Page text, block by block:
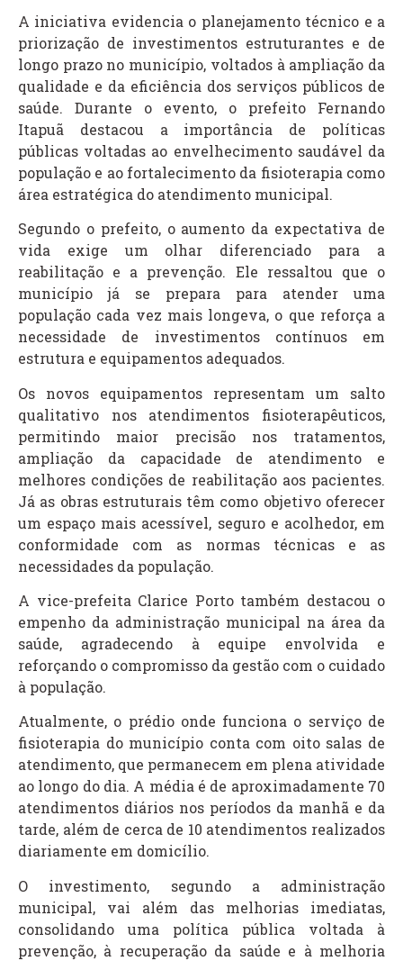
A iniciativa evidencia o planejamento técnico e a
priorização de investimentos estruturantes e de
longo prazo no município, voltados à ampliação da
qualidade e da eficiência dos serviços públicos de
saúde. Durante o evento, o prefeito Fernando
Itapuã destacou a importância de políticas
públicas voltadas ao envelhecimento saudável da
população e ao fortalecimento da fisioterapia como
área estratégica do atendimento municipal.
Segundo o prefeito, o aumento da expectativa de
vida exige um olhar diferenciado para a
reabilitação e a prevenção. Ele ressaltou que o
município já se prepara para atender uma
população cada vez mais longeva, o que reforça a
necessidade de investimentos contínuos em
estrutura e equipamentos adequados.
Os novos equipamentos representam um salto
qualitativo nos atendimentos fisioterapêuticos,
permitindo maior precisão nos tratamentos,
ampliação da capacidade de atendimento e
melhores condições de reabilitação aos pacientes.
Já as obras estruturais têm como objetivo oferecer
um espaço mais acessível, seguro e acolhedor, em
conformidade com as normas técnicas e as
necessidades da população.
A vice-prefeita Clarice Porto também destacou o
empenho da administração municipal na área da
saúde, agradecendo à equipe envolvida e
reforçando o compromisso da gestão com o cuidado
à população.
Atualmente, o prédio onde funciona o serviço de
fisioterapia do município conta com oito salas de
atendimento, que permanecem em plena atividade
ao longo do dia. A média é de aproximadamente 70
atendimentos diários nos períodos da manhã e da
tarde, além de cerca de 10 atendimentos realizados
diariamente em domicílio.
O investimento, segundo a administração
municipal, vai além das melhorias imediatas,
consolidando uma política pública voltada à
prevenção, à recuperação da saúde e à melhoria